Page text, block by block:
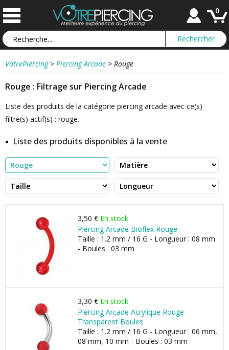
0
VotrePiercing > Piercing Arcade > Rouge
Rouge : Filtrage sur Piercing Arcade
Liste des produits de la catégorie piercing arcade avec ce(s)
filtre(s) actif(s) : rouge.
Liste des produits disponibles à la vente
3,50 € En stock
Piercing Arcade Bioflex Rouge
Taille : 1.2 mm / 16 G - Longueur : 08 mm
- Boules : 03 mm
3,30 € En stock
Piercing Arcade Acrylique Rouge
Transparent Boules
Taille : 1.2 mm / 16 G - Longueur : 06 mm,
08 mm, 10 mm - Boules : 03 mm